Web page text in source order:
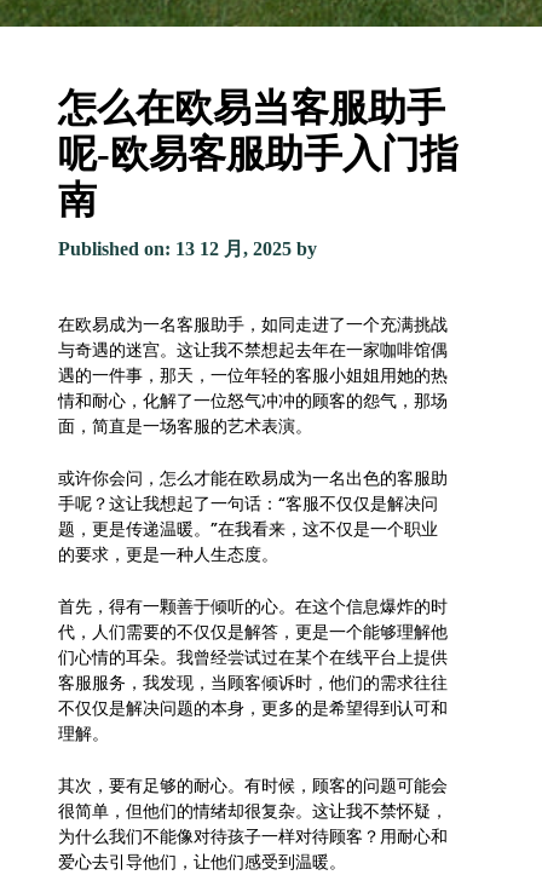
怎么在欧易当客服助手
呢-欧易客服助手入门指
南
Published on: 13 12 月, 2025 by
在欧易成为一名客服助手，如同走进了一个充满挑战
与奇遇的迷宫。这让我不禁想起去年在一家咖啡馆偶
遇的一件事，那天，一位年轻的客服小姐姐用她的热
情和耐心，化解了一位怒气冲冲的顾客的怨气，那场
面，简直是一场客服的艺术表演。
或许你会问，怎么才能在欧易成为一名出色的客服助
手呢？这让我想起了一句话：“客服不仅仅是解决问
题，更是传递温暖。”在我看来，这不仅是一个职业
的要求，更是一种人生态度。
首先，得有一颗善于倾听的心。在这个信息爆炸的时
代，人们需要的不仅仅是解答，更是一个能够理解他
们心情的耳朵。我曾经尝试过在某个在线平台上提供
客服服务，我发现，当顾客倾诉时，他们的需求往往
不仅仅是解决问题的本身，更多的是希望得到认可和
理解。
其次，要有足够的耐心。有时候，顾客的问题可能会
很简单，但他们的情绪却很复杂。这让我不禁怀疑，
为什么我们不能像对待孩子一样对待顾客？用耐心和
爱心去引导他们，让他们感受到温暖。